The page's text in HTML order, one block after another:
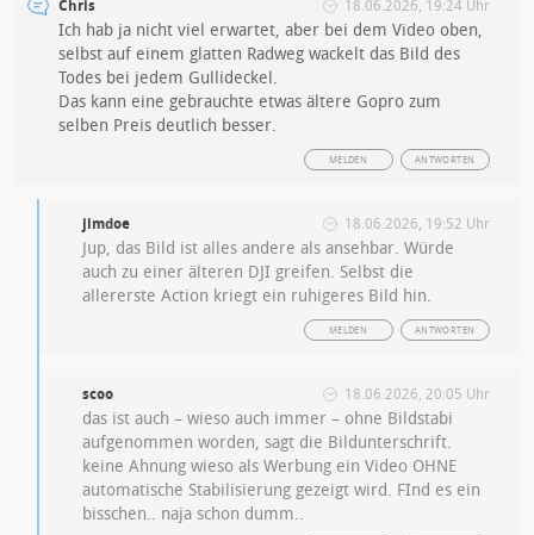
Chris 18.06.2026, 19:24 Uhr
Ich hab ja nicht viel erwartet, aber bei dem Video oben,
selbst auf einem glatten Radweg wackelt das Bild des
Todes bei jedem Gullideckel.
Das kann eine gebrauchte etwas ältere Gopro zum
selben Preis deutlich besser.
ANTWORTEN
MELDEN
jimdoe 18.06.2026, 19:52 Uhr
Jup, das Bild ist alles andere als ansehbar. Würde
auch zu einer älteren DJI greifen. Selbst die
allererste Action kriegt ein ruhigeres Bild hin.
ANTWORTEN
MELDEN
scoo 18.06.2026, 20:05 Uhr
das ist auch – wieso auch immer – ohne Bildstabi
aufgenommen worden, sagt die Bildunterschrift.
keine Ahnung wieso als Werbung ein Video OHNE
automatische Stabilisierung gezeigt wird. FInd es ein
bisschen.. naja schon dumm..